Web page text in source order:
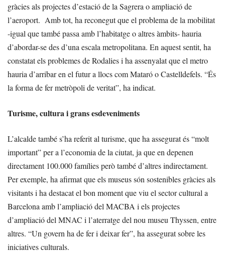
gràcies als projectes d’estació de la Sagrera o ampliació de
l’aeroport. Amb tot, ha reconegut que el problema de la mobilitat
-igual que també passa amb l’habitatge o altres àmbits- hauria
d’abordar-se des d’una escala metropolitana. En aquest sentit, ha
constatat els problemes de Rodalies i ha assenyalat que el metro
hauria d’arribar en el futur a llocs com Mataró o Castelldefels. “És
la forma de fer metròpoli de veritat”, ha indicat.
Turisme, cultura i grans esdeveniments
L’alcalde també s’ha referit al turisme, que ha assegurat és “molt
important” per a l’economia de la ciutat, ja que en depenen
directament 100.000 famílies però també d’altres indirectament.
Per exemple, ha afirmat que els museus són sostenibles gràcies als
visitants i ha destacat el bon moment que viu el sector cultural a
Barcelona amb l’ampliació del MACBA i els projectes
d’ampliació del MNAC i l’aterratge del nou museu Thyssen, entre
altres. “Un govern ha de fer i deixar fer”, ha assegurat sobre les
iniciatives culturals.